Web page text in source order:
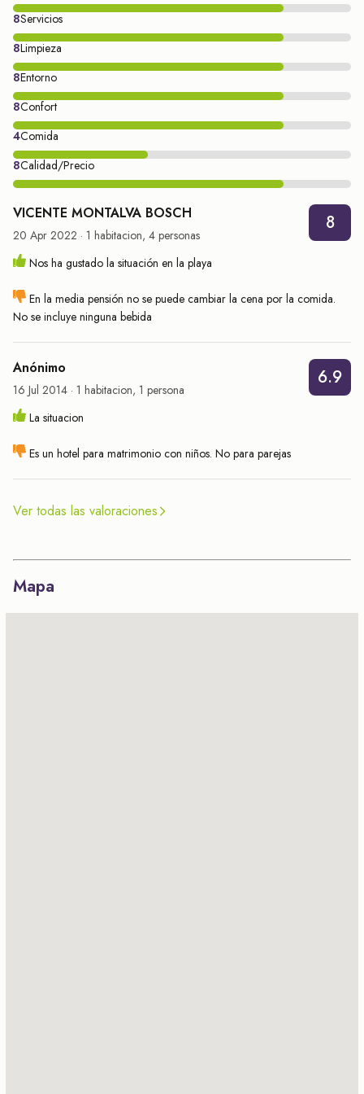
8Servicios
8Limpieza
8Entorno
8Confort
4Comida
8Calidad/Precio
VICENTE MONTALVA BOSCH
20 Apr 2022 · 1 habitacion, 4 personas
8
Nos ha gustado la situación en la playa
En la media pensión no se puede cambiar la cena por la comida.
No se incluye ninguna bebida
Anónimo
16 Jul 2014 · 1 habitacion, 1 persona
6.9
La situacion
Es un hotel para matrimonio con niños. No para parejas
Ver todas las valoraciones
Mapa